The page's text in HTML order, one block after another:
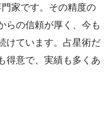
家です。その精度の
らの信頼が厚く、今も
けています。占星術だ
得意で、実績も多くあ